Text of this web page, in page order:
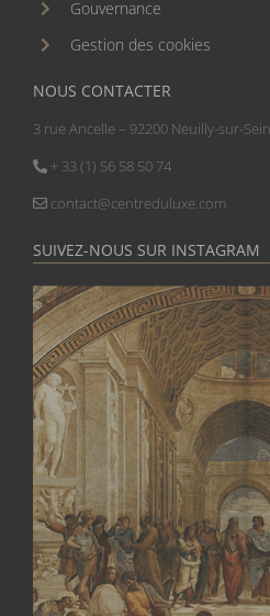
Gestion des cookies
NOUS CONTACTER
3 rue Ancelle – 92200 Neuilly-sur-Seine
+ 33 (1) 56 58 50 74
contact@centreduluxe.com